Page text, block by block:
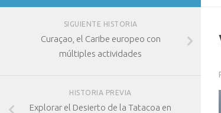
SIGUIENTE HISTORIA
Curaçao, el Caribe europeo con
múltiples actividades
HISTORIA PREVIA
Explorar el Desierto de la Tatacoa en